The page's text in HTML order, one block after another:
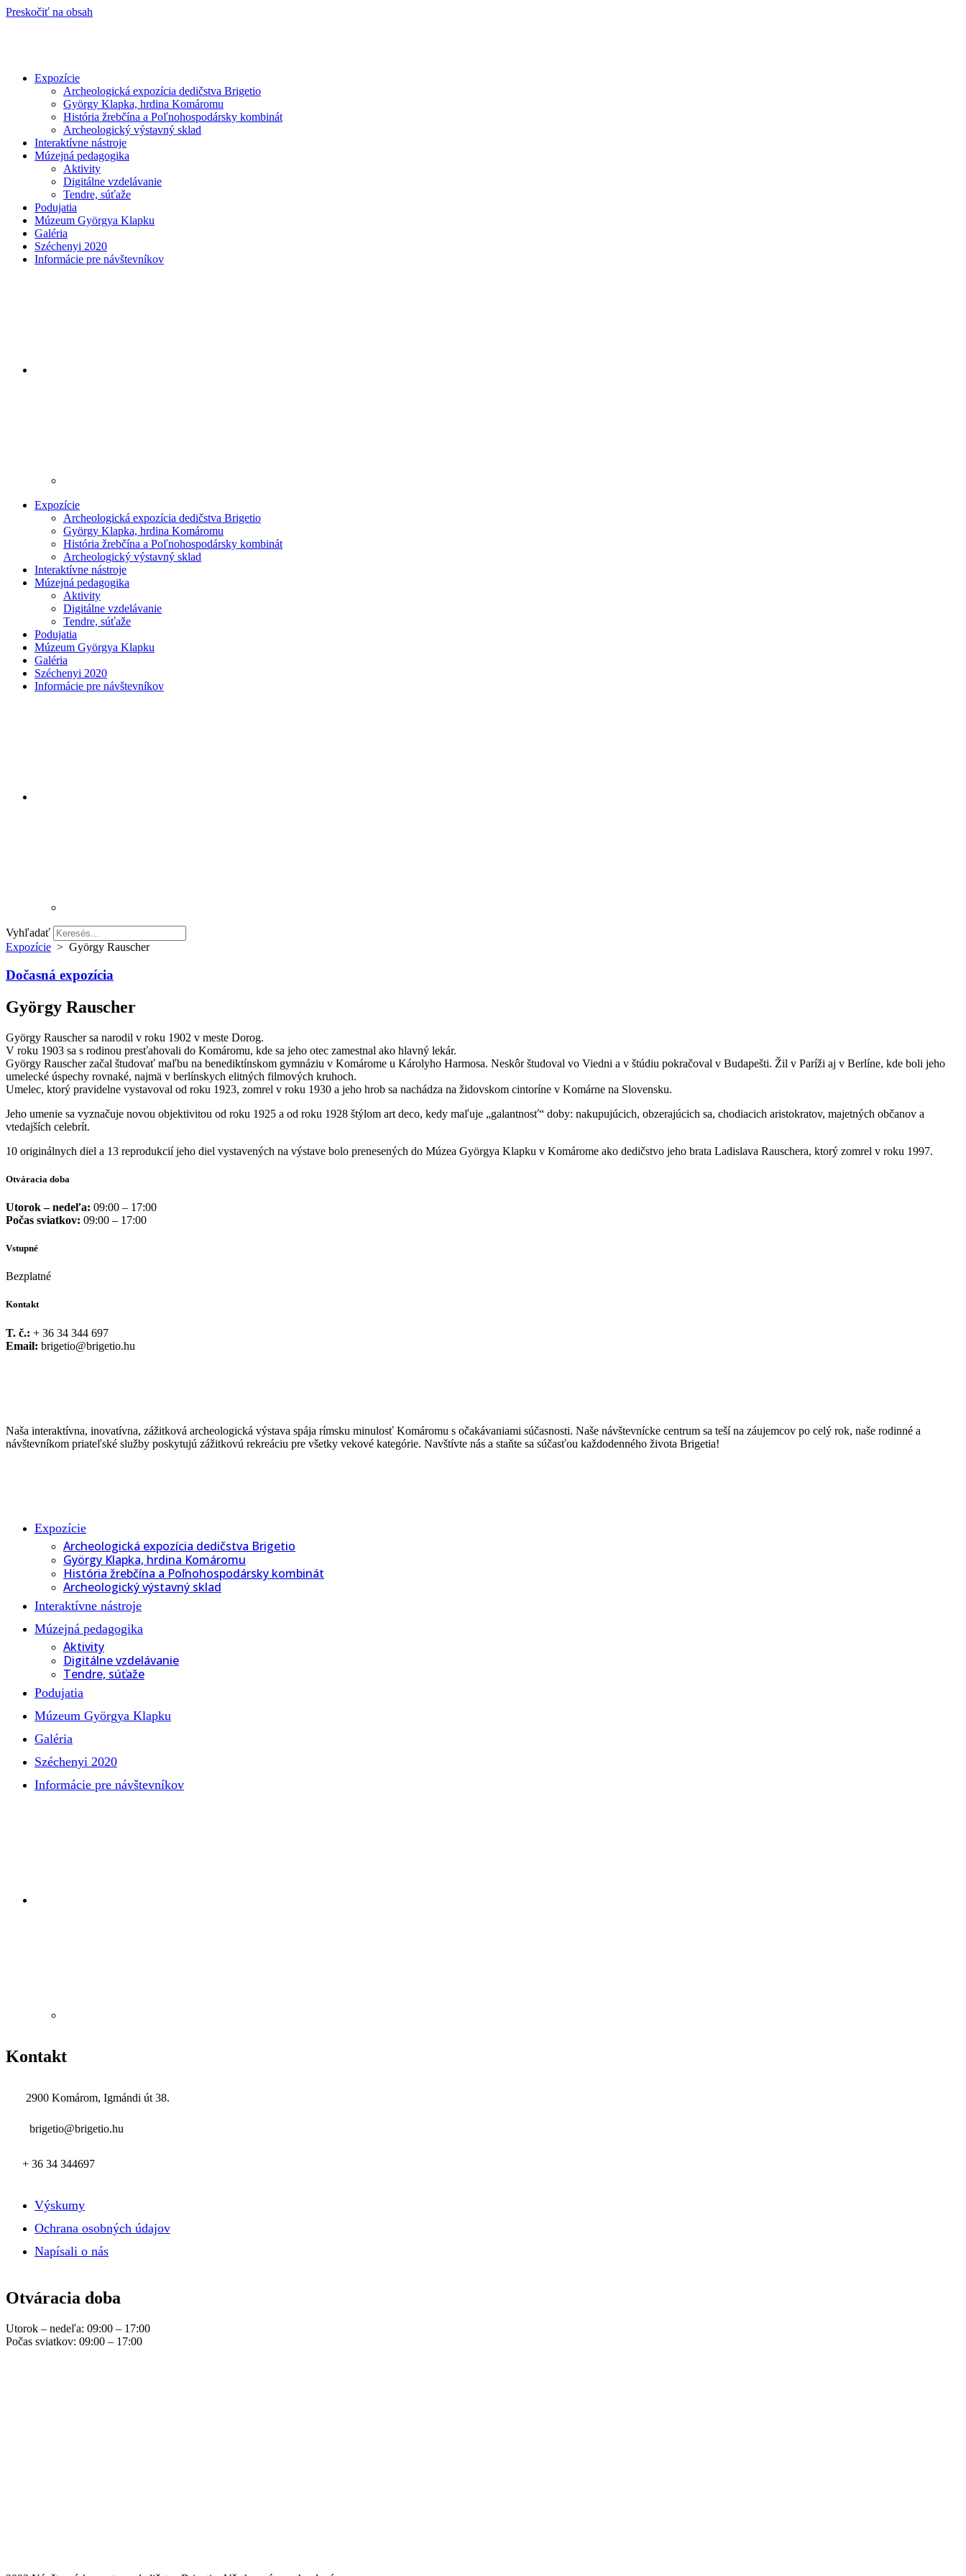
Preskočiť na obsah
Expozície
Archeologická expozícia dedičstva Brigetio
György Klapka, hrdina Komáromu
História žrebčína a Poľnohospodársky kombinát
Archeologický výstavný sklad
Interaktívne nástroje
Múzejná pedagogika
Aktivity
Digitálne vzdelávanie
Tendre, súťaže
Podujatia
Múzeum Györgya Klapku
Galéria
Széchenyi 2020
Informácie pre návštevníkov
Expozície
Archeologická expozícia dedičstva Brigetio
György Klapka, hrdina Komáromu
História žrebčína a Poľnohospodársky kombinát
Archeologický výstavný sklad
Interaktívne nástroje
Múzejná pedagogika
Aktivity
Digitálne vzdelávanie
Tendre, súťaže
Podujatia
Múzeum Györgya Klapku
Galéria
Széchenyi 2020
Informácie pre návštevníkov
Vyhľadať
Expozície > György Rauscher
Dočasná expozícia
György Rauscher
György Rauscher sa narodil v roku 1902 v meste Dorog.
V roku 1903 sa s rodinou presťahovali do Komáromu, kde sa jeho otec zamestnal ako hlavný lekár.
György Rauscher začal študovať maľbu na benediktínskom gymnáziu v Komárome u Károlyho Harmosa. Neskôr študoval vo Viedni a v štúdiu pokračoval v Budapešti. Žil v Paríži aj v Berlíne, kde boli jeho
umelecké úspechy rovnaké, najmä v berlínskych elitných filmových kruhoch.
Umelec, ktorý pravidelne vystavoval od roku 1923, zomrel v roku 1930 a jeho hrob sa nachádza na židovskom cintoríne v Komárne na Slovensku.
Jeho umenie sa vyznačuje novou objektivitou od roku 1925 a od roku 1928 štýlom art deco, kedy maľuje „galantnosť“ doby: nakupujúcich, obzerajúcich sa, chodiacich aristokratov, majetných občanov a
vtedajších celebrít.
10 originálnych diel a 13 reprodukcií jeho diel vystavených na výstave bolo prenesených do Múzea Györgya Klapku v Komárome ako dedičstvo jeho brata Ladislava Rauschera, ktorý zomrel v roku 1997.
Otváracia doba
Utorok – nedeľa: 09:00 – 17:00
Počas sviatkov: 09:00 – 17:00
Vstupné
Bezplatné
Kontakt
T. č.: + 36 34 344 697
Email: brigetio@brigetio.hu
Naša interaktívna, inovatívna, zážitková archeologická výstava spája rímsku minulosť Komáromu s očakávaniami súčasnosti. Naše návštevnícke centrum sa teší na záujemcov po celý rok, naše rodinné a
návštevníkom priateľské služby poskytujú zážitkovú rekreáciu pre všetky vekové kategórie. Navštívte nás a staňte sa súčasťou každodenného života Brigetia!
Expozície
Archeologická expozícia dedičstva Brigetio
György Klapka, hrdina Komáromu
História žrebčína a Poľnohospodársky kombinát
Archeologický výstavný sklad
Interaktívne nástroje
Múzejná pedagogika
Aktivity
Digitálne vzdelávanie
Tendre, súťaže
Podujatia
Múzeum Györgya Klapku
Galéria
Széchenyi 2020
Informácie pre návštevníkov
Kontakt
2900 Komárom, Igmándi út 38.
brigetio@brigetio.hu
+ 36 34 344697
Výskumy
Ochrana osobných údajov
Napísali o nás
Otváracia doba
Utorok – nedeľa: 09:00 – 17:00
Počas sviatkov: 09:00 – 17:00